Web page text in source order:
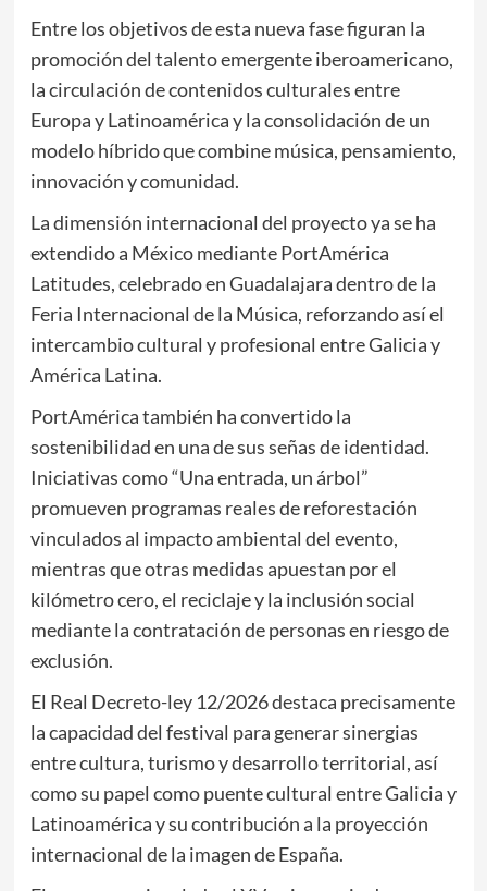
Entre los objetivos de esta nueva fase figuran la
promoción del talento emergente iberoamericano,
la circulación de contenidos culturales entre
Europa y Latinoamérica y la consolidación de un
modelo híbrido que combine música, pensamiento,
innovación y comunidad.
La dimensión internacional del proyecto ya se ha
extendido a México mediante PortAmérica
Latitudes, celebrado en Guadalajara dentro de la
Feria Internacional de la Música, reforzando así el
intercambio cultural y profesional entre Galicia y
América Latina.
PortAmérica también ha convertido la
sostenibilidad en una de sus señas de identidad.
Iniciativas como “Una entrada, un árbol”
promueven programas reales de reforestación
vinculados al impacto ambiental del evento,
mientras que otras medidas apuestan por el
kilómetro cero, el reciclaje y la inclusión social
mediante la contratación de personas en riesgo de
exclusión.
El Real Decreto-ley 12/2026 destaca precisamente
la capacidad del festival para generar sinergias
entre cultura, turismo y desarrollo territorial, así
como su papel como puente cultural entre Galicia y
Latinoamérica y su contribución a la proyección
internacional de la imagen de España.